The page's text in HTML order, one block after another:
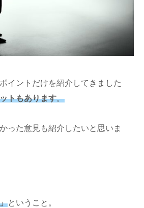
イントだけを紹介してきました
トもあります。
った意見も紹介したいと思いま
ということ。